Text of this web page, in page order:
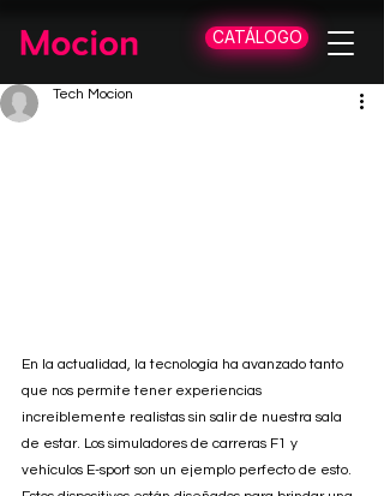
CATÁLOGO
Tech Mocion
En la actualidad, la tecnología ha avanzado tanto
que nos permite tener experiencias
increíblemente realistas sin salir de nuestra sala
de estar. Los simuladores de carreras F1 y
vehículos E-sport son un ejemplo perfecto de esto.